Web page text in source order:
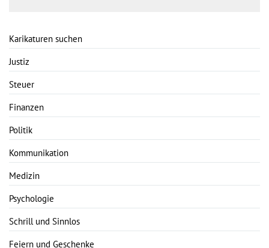
Karikaturen suchen
Justiz
Steuer
Finanzen
Politik
Kommunikation
Medizin
Psychologie
Schrill und Sinnlos
Feiern und Geschenke